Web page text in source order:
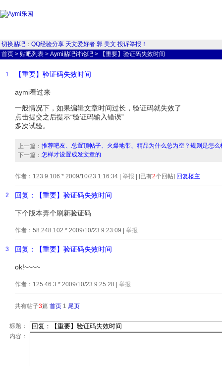
切换贴吧 ： QQ经验分享 天文爱好者 郭 美文 投诉举报！
首页 > 贴吧列表 > Aymi贴吧讨论吧 > 【重要】验证码失效时间
1 【重要】验证码失效时间
aymi看过来
一般情况下，如果编辑文章时间过长，验证码就失效了
点击提交之后提示“验证码输入错误”
多次试验。
上一篇： 推荐吧友、总置顶帖子、火爆地带、精品为什么总为空？规则是怎么
下一篇： 怎样才设置成发文章的
作者：123.9.106.* 2009/10/23 1:16:34 举报 | [已有2个回帖] 回复楼主
2 回复：【重要】验证码失效时间
下个版本弄个刷新验证码
作者：58.248.102.* 2009/10/23 9:23:09 举报
3 回复：【重要】验证码失效时间
ok!~~~~
作者：125.46.3.* 2009/10/23 9:25:28 举报
共有帖子3篇 首页 1 尾页
标题：
内容：